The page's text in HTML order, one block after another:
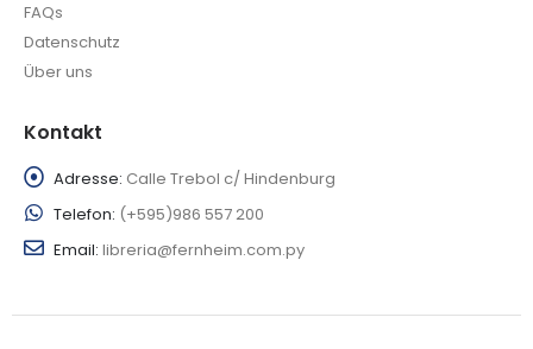
FAQs
Datenschutz
Über uns
Kontakt
Adresse: Calle Trebol c/ Hindenburg
Telefon: (+595)986 557 200
Email: libreria@fernheim.com.py